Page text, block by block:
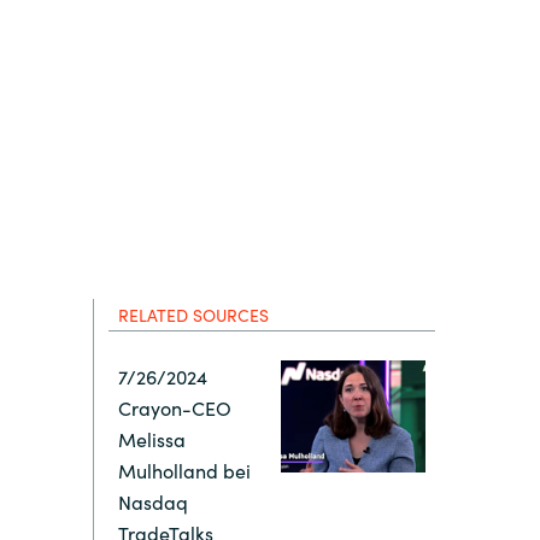
Oman
Portugal
Serbia
Spain
RELATED SOURCES
7/26/2024
Crayon-CEO
Melissa
Mulholland bei
Nasdaq
TradeTalks